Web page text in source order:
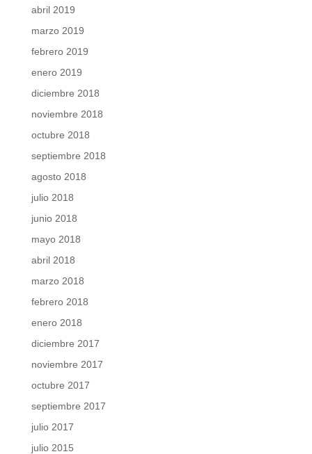
abril 2019
marzo 2019
febrero 2019
enero 2019
diciembre 2018
noviembre 2018
octubre 2018
septiembre 2018
agosto 2018
julio 2018
junio 2018
mayo 2018
abril 2018
marzo 2018
febrero 2018
enero 2018
diciembre 2017
noviembre 2017
octubre 2017
septiembre 2017
julio 2017
julio 2015